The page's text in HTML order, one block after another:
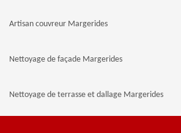
Artisan couvreur Margerides
Nettoyage de façade Margerides
Nettoyage de terrasse et dallage Margerides